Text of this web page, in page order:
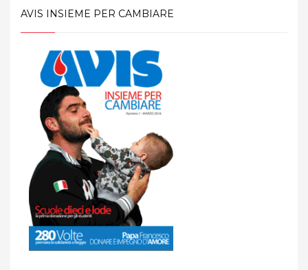
AVIS INSIEME PER CAMBIARE